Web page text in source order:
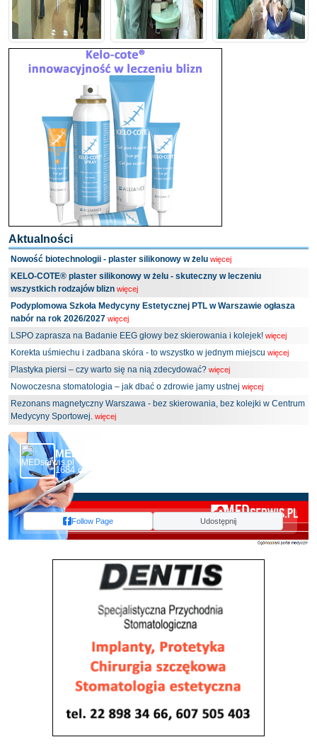
Aktualności
Nowość biotechnologii - plaster silikonowy w żelu więcej
KELO-COTE® plaster silikonowy w żelu - skuteczny w leczeniu
wszystkich rodzajów blizn więcej
Podyplomowa Szkoła Medycyny Estetycznej PTL w Warszawie ogłasza
nabór na rok 2026/2027 więcej
LSPO zaprasza na Badanie EEG głowy bez skierowania i kolejek! więcej
Korekta uśmiechu i zadbana skóra - to wszystko w jednym miejscu więcej
Plastyka piersi – czy warto się na nią zdecydować? więcej
Nowoczesna stomatologia – jak dbać o zdrowie jamy ustnej więcej
Rezonans magnetyczny Warszawa - bez skierowania, bez kolejki w Centrum
Medycyny Sportowej. więcej
MEDserwis.pl - Ogólnopolski Portal Medyczny
1684 obserwujących
Follow Page Udostępnij